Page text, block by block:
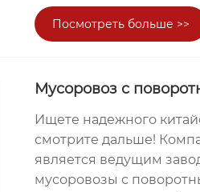
Посмотреть больше >>
Мусоровоз с
Ищете надежного
смотрите дальше!
является ведущим
мусоровозы с